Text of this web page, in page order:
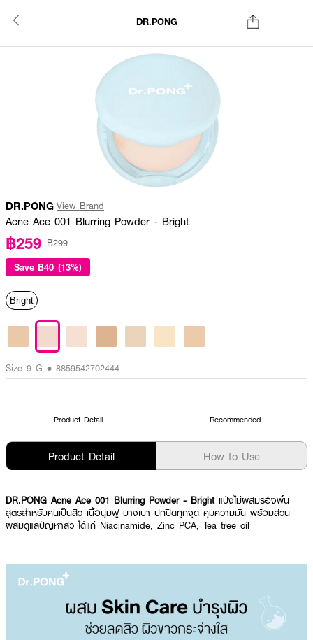
DR.PONG
DR.PONG View Brand
Acne Ace 001 Blurring Powder - Bright
฿259 ฿299
Save ฿40 (13%)
Bright
Size 9 G • 8859542702444
Product Detail Recommended
Product Detail How to Use
DR.PONG Acne Ace 001 Blurring Powder - Bright แป้งไม่ผสมรองพื้น
สูตรสำหรับคนเป็นสิว เนื้อนุ่มฟู บางเบา ปกปิดทุกจุด คุมความมัน พร้อมส่วน
ผสมดูแลปัญหาสิว ได้แก่ Niacinamide, Zinc PCA, Tea tree oil